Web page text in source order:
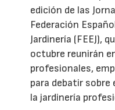
edición de las
Federación
Jardinería (FEEJ),
octubre reunirán
profesionales,
para debatir
la jardinería